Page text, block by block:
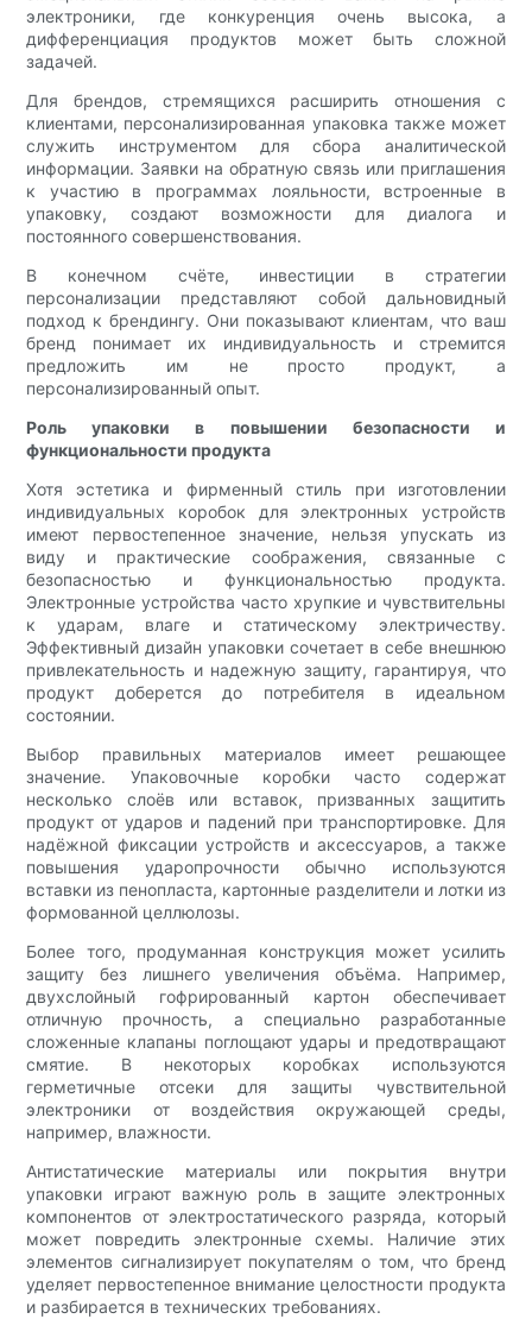
электроники, где конкуренция очень высока, а
дифференциация продуктов может быть сложной
задачей.
Для брендов, стремящихся расширить отношения с
клиентами, персонализированная упаковка также может
служить инструментом для сбора аналитической
информации. Заявки на обратную связь или приглашения
к участию в программах лояльности, встроенные в
упаковку, создают возможности для диалога и
постоянного совершенствования.
В конечном счёте, инвестиции в стратегии
персонализации представляют собой дальновидный
подход к брендингу. Они показывают клиентам, что ваш
бренд понимает их индивидуальность и стремится
предложить им не просто продукт, а
персонализированный опыт.
Роль упаковки в повышении безопасности и
функциональности продукта
Хотя эстетика и фирменный стиль при изготовлении
индивидуальных коробок для электронных устройств
имеют первостепенное значение, нельзя упускать из
виду и практические соображения, связанные с
безопасностью и функциональностью продукта.
Электронные устройства часто хрупкие и чувствительны
к ударам, влаге и статическому электричеству.
Эффективный дизайн упаковки сочетает в себе внешнюю
привлекательность и надежную защиту, гарантируя, что
продукт доберется до потребителя в идеальном
состоянии.
Выбор правильных материалов имеет решающее
значение. Упаковочные коробки часто содержат
несколько слоёв или вставок, призванных защитить
продукт от ударов и падений при транспортировке. Для
надёжной фиксации устройств и аксессуаров, а также
повышения ударопрочности обычно используются
вставки из пенопласта, картонные разделители и лотки из
формованной целлюлозы.
Более того, продуманная конструкция может усилить
защиту без лишнего увеличения объёма. Например,
двухслойный гофрированный картон обеспечивает
отличную прочность, а специально разработанные
сложенные клапаны поглощают удары и предотвращают
смятие. В некоторых коробках используются
герметичные отсеки для защиты чувствительной
электроники от воздействия окружающей среды,
например, влажности.
Антистатические материалы или покрытия внутри
упаковки играют важную роль в защите электронных
компонентов от электростатического разряда, который
может повредить электронные схемы. Наличие этих
элементов сигнализирует покупателям о том, что бренд
уделяет первостепенное внимание целостности продукта
и разбирается в технических требованиях.